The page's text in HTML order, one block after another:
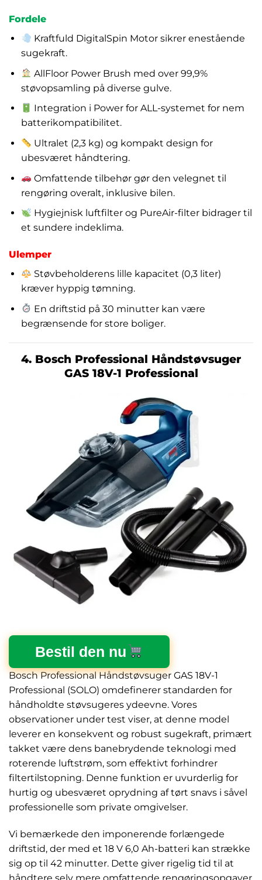
Fordele
Kraftfuld DigitalSpin Motor sikrer enestående
sugekraft.
AllFloor Power Brush med over 99,9%
støvopsamling på diverse gulve.
Integration i Power for ALL-systemet for nem
batterikompatibilitet.
Ultralet (2,3 kg) og kompakt design for
ubesværet håndtering.
Omfattende tilbehør gør den velegnet til
rengøring overalt, inklusive bilen.
Hygiejnisk luftfilter og PureAir-filter bidrager til
et sundere indeklima.
Ulemper
Støvbeholderens lille kapacitet (0,3 liter)
kræver hyppig tømning.
En driftstid på 30 minutter kan være
begrænsende for store boliger.
4. Bosch Professional Håndstøvsuger
GAS 18V-1 Professional
Bestil den nu
Bosch Professional Håndstøvsuger GAS 18V-1
Professional (SOLO) omdefinerer standarden for
håndholdte støvsugeres ydeevne. Vores
observationer under test viser, at denne model
leverer en konsekvent og robust sugekraft, primært
takket være dens banebrydende teknologi med
roterende luftstrøm, som effektivt forhindrer
filtertilstopning. Denne funktion er uvurderlig for
hurtig og ubesværet oprydning af tørt snavs i såvel
professionelle som private omgivelser.
Vi bemærkede den imponerende forlængede
driftstid, der med et 18 V 6,0 Ah-batteri kan strække
sig op til 42 minutter. Dette giver rigelig tid til at
håndtere selv mere omfattende rengøringsopgaver